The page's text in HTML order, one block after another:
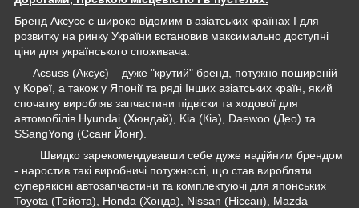
Бренд Аксусс є широко відомим в азіатських країнах І для
розвитку на ринку України встановив максимально доступні
ціни для українського споживача.
Acsuss (Аксус) – дуже "крутий" бренд, потужно поширеній
у Кореї, а також у Японії та ряді Інших азіатських країн, який
спочатку виробляв запчастини підвіски та ходової для
автомобілів Hyundai (Хюндай), Kia (Кіа), Daewoo (Део) та
SSangYong (Ссанг Йонг).
Швидко зарекомендувавши себе дуже надійним брендом
- наростив такі виробничі потужності, що став виробляти
суперякісні автозапчастини та комплектуючі для японських
Toyota (Тойота), Honda (Хонда), Nissan (Ніссан), Mazda